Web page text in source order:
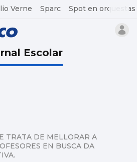
Verne Sparc Spot en orquestas
Escolar
TRATA DE MELLORAR A
EN BUSCA DA